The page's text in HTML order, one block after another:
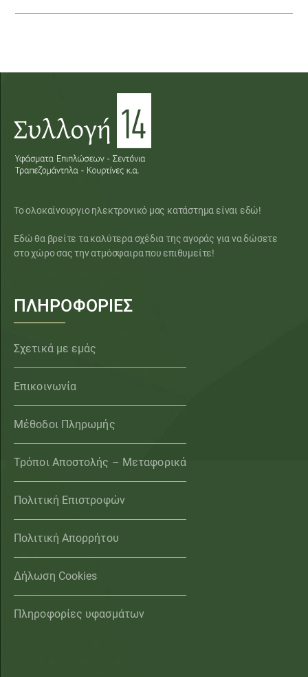
Το ολοκαίνουργιο ηλεκτρονικό μας κατάστημα είναι εδώ!
Εδώ θα βρείτε τα καλύτερα σχέδια της αγοράς για να δώσετε
στο χώρο σας την ατμόσφαιρα που επιθυμείτε!
ΠΛΗΡΟΦΟΡΙΕΣ
Σχετικά με εμάς
Επικοινωνία
Μέθοδοι Πληρωμής
Τρόποι Αποστολής – Μεταφορικά
Πολιτική Επιστροφών
Πολιτική Απορρήτου
Δήλωση Cookies
Πληροφορίες υφασμάτων